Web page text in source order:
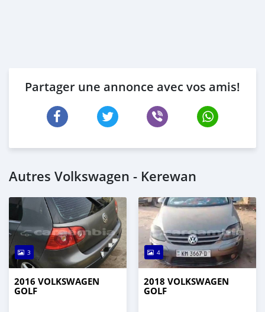
Partager une annonce avec vos amis!
Autres Volkswagen - Kerewan
3
2016 VOLKSWAGEN
GOLF
4
2018 VOLKSWAGEN
GOLF